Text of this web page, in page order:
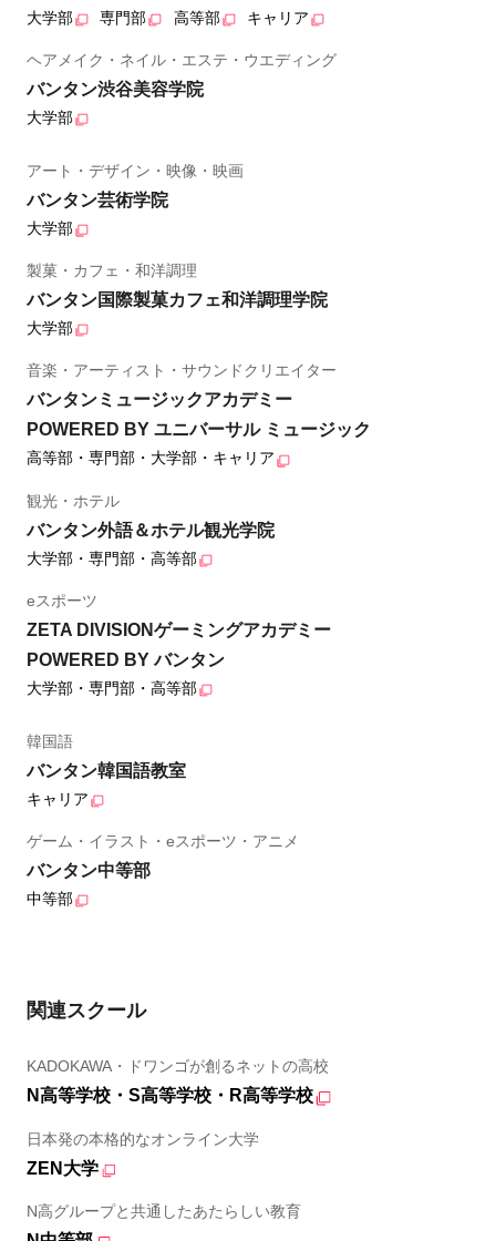
大学部 専門部 高等部 キャリア
ヘアメイク・ネイル・エステ・ウエディング
バンタン渋谷美容学院
大学部
アート・デザイン・映像・映画
バンタン芸術学院
大学部
製菓・カフェ・和洋調理
バンタン国際製菓カフェ和洋調理学院
大学部
音楽・アーティスト・サウンドクリエイター
バンタンミュージックアカデミー
POWERED BY ユニバーサル ミュージック
高等部・専門部・大学部・キャリア
観光・ホテル
バンタン外語＆ホテル観光学院
大学部・専門部・高等部
eスポーツ
ZETA DIVISIONゲーミングアカデミー
POWERED BY バンタン
大学部・専門部・高等部
韓国語
バンタン韓国語教室
キャリア
ゲーム・イラスト・eスポーツ・アニメ
バンタン中等部
中等部
関連スクール
KADOKAWA・ドワンゴが創るネットの高校
N高等学校・S高等学校・R高等学校
日本発の本格的なオンライン大学
ZEN大学
N高グループと共通したあたらしい教育